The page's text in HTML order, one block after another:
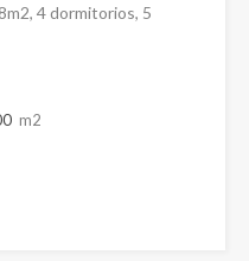
4 dormitorios, 5
m2